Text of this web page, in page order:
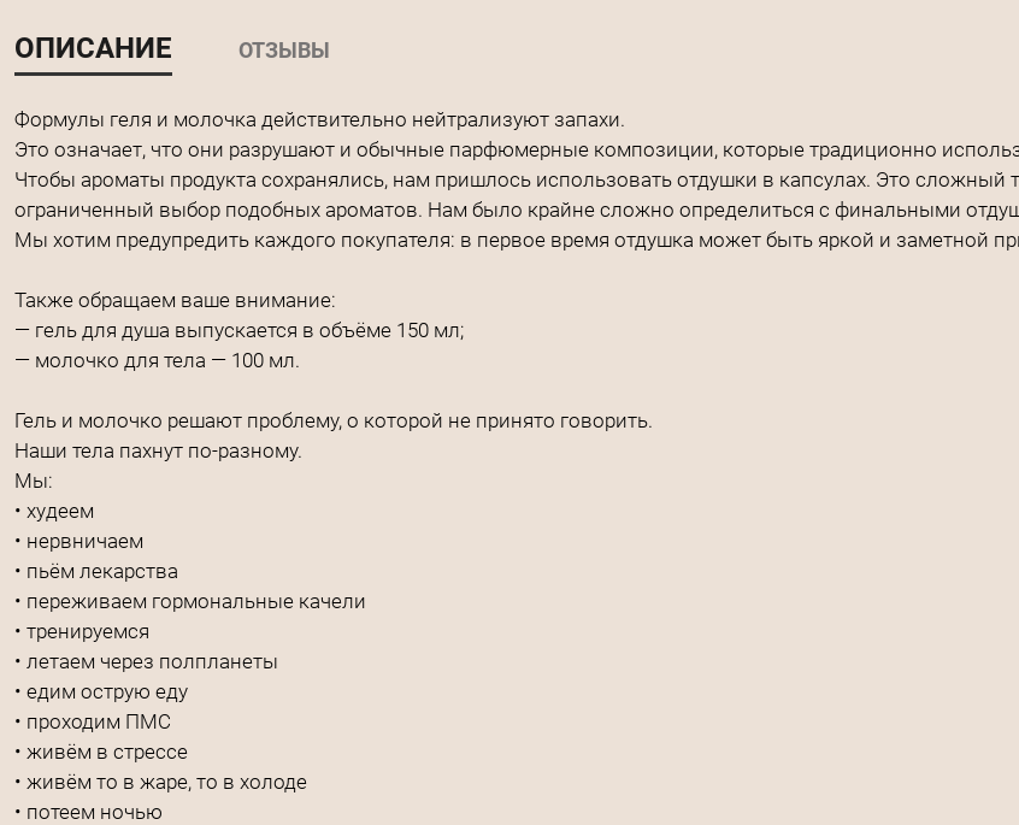
ОПИСАНИЕ ОТЗЫВЫ
Формулы геля и молочка действительно нейтрализуют запахи.
Это означает, что они разрушают и обычные парфюмерные композиции, которые традиционно
Чтобы ароматы продукта сохранялись, нам пришлось использовать отдушки в капсулах. Это сложный
ограниченный выбор подобных ароматов. Нам было крайне сложно определиться с финальными
Мы хотим предупредить каждого покупателя: в первое время отдушка может быть яркой и заметной
Также обращаем ваше внимание:
— гель для душа выпускается в объёме 150 мл;
— молочко для тела — 100 мл.
Гель и молочко решают проблему, о которой не принято говорить.
Наши тела пахнут по-разному.
Мы:
• худеем
• нервничаем
• пьём лекарства
• переживаем гормональные качели
• тренируемся
• летаем через полпланеты
• едим острую еду
• проходим ПМС
• живём в стрессе
• живём то в жаре, то в холоде
• потеем ночью